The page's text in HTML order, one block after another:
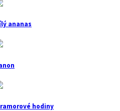
ananas
hodiny